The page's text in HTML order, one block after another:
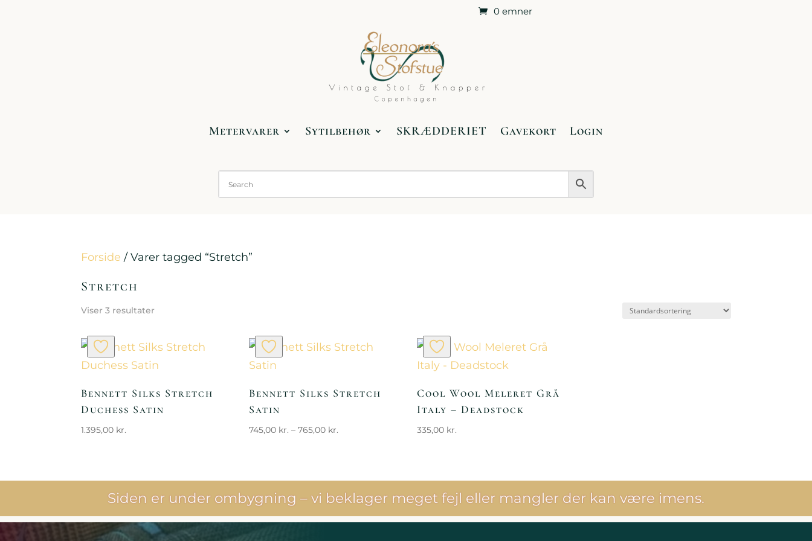
0 emner
Metervarer Sytilbehør SKRÆDDERIET Gavekort Login
Forside / Varer tagged “Stretch”
Stretch
Viser 3 resultater
Bennett Silks Stretch
Duchess Satin
1.395,00 kr.
Bennett Silks Stretch
Satin
745,00 kr. – 765,00 kr.
Cool Wool Meleret Grå
Italy – Deadstock
335,00 kr.
Siden er under ombygning – vi beklager meget fejl eller mangler der kan være imens.